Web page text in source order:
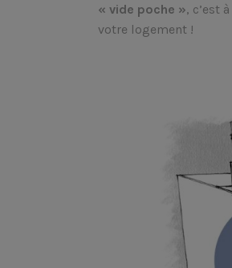
« vide poche », c’est
votre logement !